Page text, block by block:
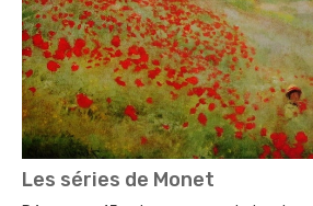
Les séries de Monet